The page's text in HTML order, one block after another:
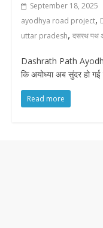
September 18, 2025
ayodhya road project,
uttar pradesh, दसरथ पथ
Dashrath Path
कि अयोध्या अब सुंदर हो गई
Read more